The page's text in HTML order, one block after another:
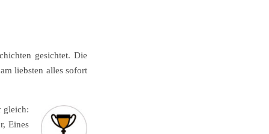
gesichtet. Die
liebsten alles sofort
gleich:
Eines